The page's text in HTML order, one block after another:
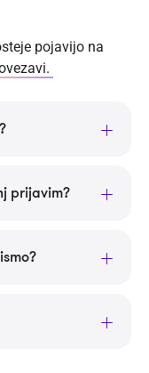
pojavijo na
prijavim?